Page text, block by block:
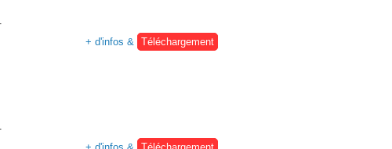
+ d'infos &
Téléchargement